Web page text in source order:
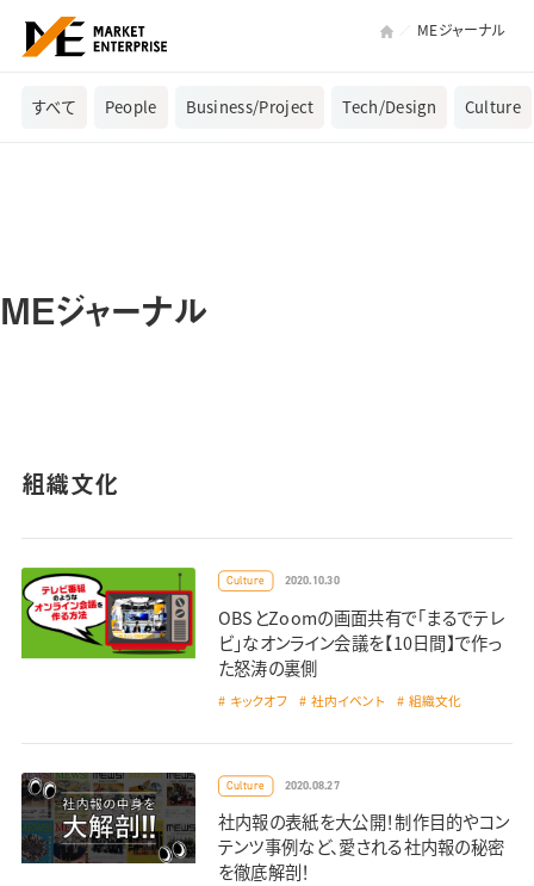
MEジャーナル
すべて People Business/Project Tech/Design Culture
MEジャーナル
組織文化
Culture 2020.10.30
OBSとZoomの画面共有で「まるでテレ
ビ」なオンライン会議を【10日間】で作っ
た怒涛の裏側
キックオフ 社内イベント 組織文化
Culture 2020.08.27
社内報の表紙を大公開！制作目的やコン
テンツ事例など、愛される社内報の秘密
を徹底解剖！